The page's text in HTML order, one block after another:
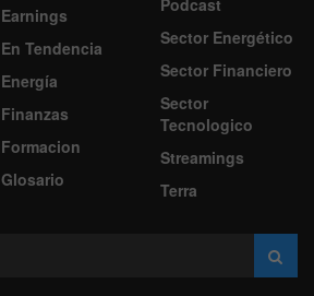
Earnings
En Tendencia
Energía
Finanzas
Formacion
Glosario
Sector Energético
Sector Financiero
Sector
Tecnologico
Streamings
Terra